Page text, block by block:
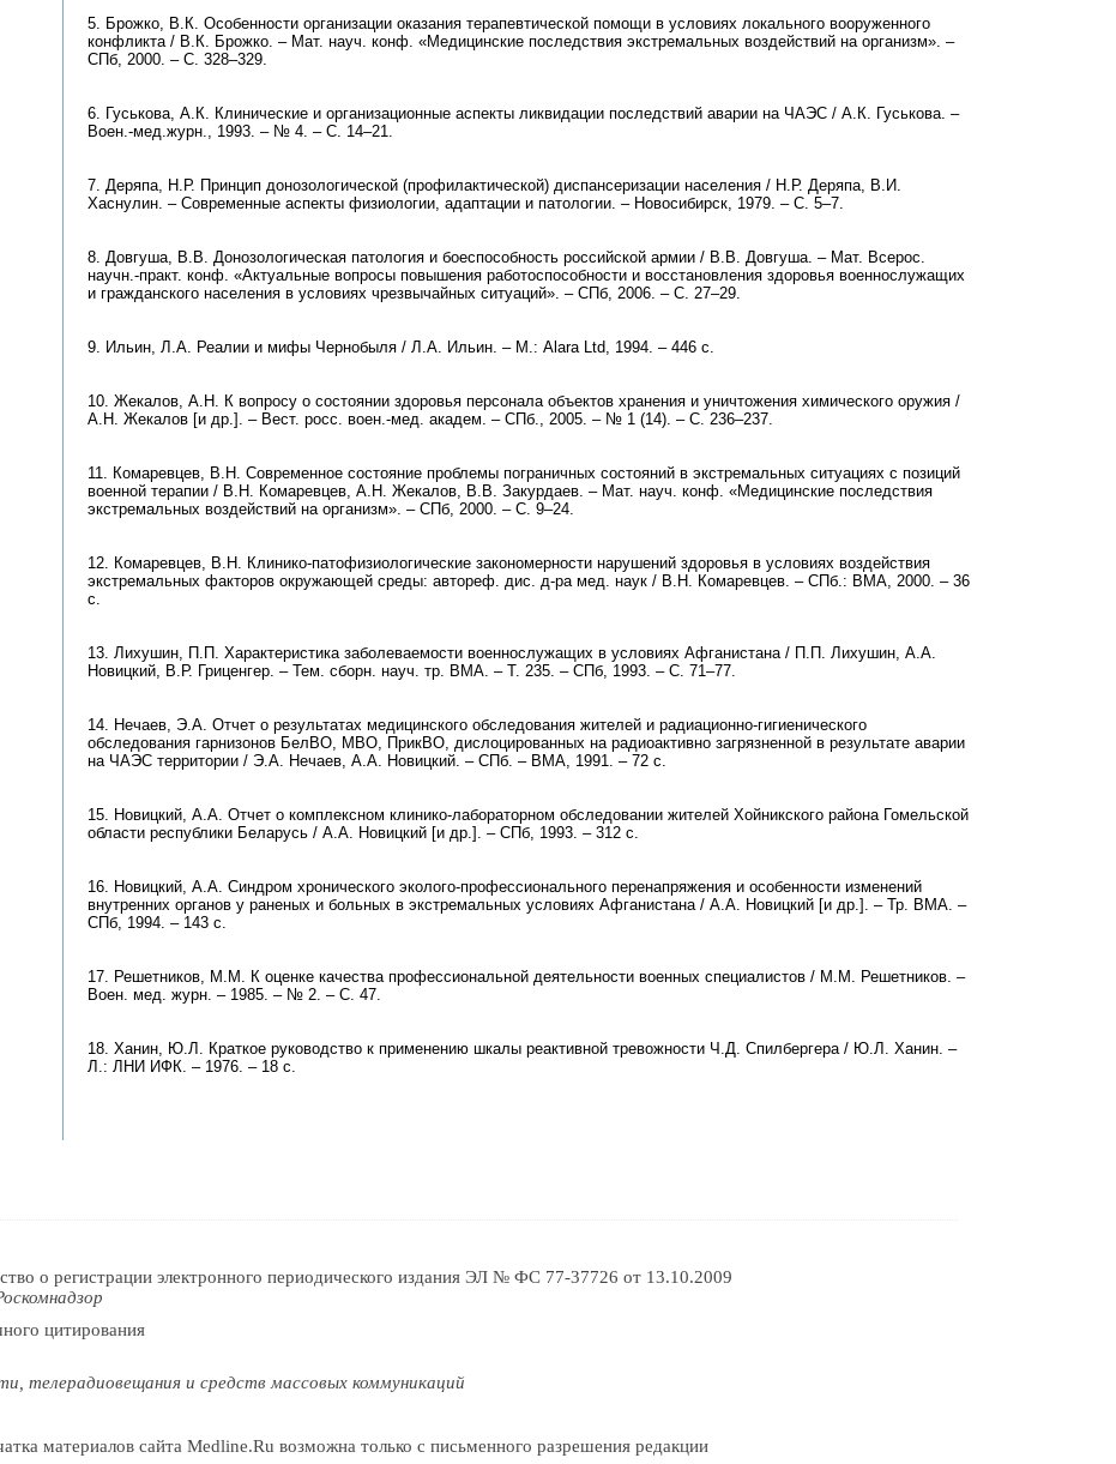
5. Брожко, В.К. Особенности организации оказания терапевтической помощи в условиях локального вооруженного
конфликта / В.К. Брожко. – Мат. науч. конф. «Медицинские последствия экстремальных воздействий на организм». –
СПб, 2000. – С. 328–329.
6. Гуськова, А.К. Клинические и организационные аспекты ликвидации последствий аварии на ЧАЭС / А.К. Гуськова. –
Воен.-мед.журн., 1993. – № 4. – С. 14–21.
7. Деряпа, Н.Р. Принцип донозологической (профилактической) диспансеризации населения / Н.Р. Деряпа, В.И.
Хаснулин. – Современные аспекты физиологии, адаптации и патологии. – Новосибирск, 1979. – С. 5–7.
8. Довгуша, В.В. Донозологическая патология и боеспособность российской армии / В.В. Довгуша. – Мат. Всерос.
научн.-практ. конф. «Актуальные вопросы повышения работоспособности и восстановления здоровья военнослужащих
и гражданского населения в условиях чрезвычайных ситуаций». – СПб, 2006. – С. 27–29.
9. Ильин, Л.А. Реалии и мифы Чернобыля / Л.А. Ильин. – М.: Alara Ltd, 1994. – 446 с.
10. Жекалов, А.Н. К вопросу о состоянии здоровья персонала объектов хранения и уничтожения химического оружия /
А.Н. Жекалов [и др.]. – Вест. росс. воен.-мед. академ. – СПб., 2005. – № 1 (14). – С. 236–237.
11. Комаревцев, В.Н. Современное состояние проблемы пограничных состояний в экстремальных ситуациях с позиций
военной терапии / В.Н. Комаревцев, А.Н. Жекалов, В.В. Закурдаев. – Мат. науч. конф. «Медицинские последствия
экстремальных воздействий на организм». – СПб, 2000. – С. 9–24.
12. Комаревцев, В.Н. Клинико-патофизиологические закономерности нарушений здоровья в условиях воздействия
экстремальных факторов окружающей среды: автореф. дис. д-ра мед. наук / В.Н. Комаревцев. – СПб.: ВМА, 2000. – 36
с.
13. Лихушин, П.П. Характеристика заболеваемости военнослужащих в условиях Афганистана / П.П. Лихушин, А.А.
Новицкий, В.Р. Гриценгер. – Тем. сборн. науч. тр. ВМА. – Т. 235. – СПб, 1993. – С. 71–77.
14. Нечаев, Э.А. Отчет о результатах медицинского обследования жителей и радиационно-гигиенического
обследования гарнизонов БелВО, МВО, ПрикВО, дислоцированных на радиоактивно загрязненной в результате аварии
на ЧАЭС территории / Э.А. Нечаев, А.А. Новицкий. – СПб. – ВМА, 1991. – 72 с.
15. Новицкий, А.А. Отчет о комплексном клинико-лабораторном обследовании жителей Хойникского района Гомельской
области республики Беларусь / А.А. Новицкий [и др.]. – СПб, 1993. – 312 с.
16. Новицкий, А.А. Синдром хронического эколого-профессионального перенапряжения и особенности изменений
внутренних органов у раненых и больных в экстремальных условиях Афганистана / А.А. Новицкий [и др.]. – Тр. ВМА. –
СПб, 1994. – 143 с.
17. Решетников, М.М. К оценке качества профессиональной деятельности военных специалистов / М.М. Решетников. –
Воен. мед. журн. – 1985. – № 2. – С. 47.
18. Ханин, Ю.Л. Краткое руководство к применению шкалы реактивной тревожности Ч.Д. Спилбергера / Ю.Л. Ханин. –
Л.: ЛНИ ИФК. – 1976. – 18 с.
о регистрации электронного периодического издания ЭЛ № ФС 77-37726 от 13.10.2009
цитирования
телерадиовещания и средств массовых коммуникаций
материалов сайта Medline.Ru возможна только с письменного разрешения редакции